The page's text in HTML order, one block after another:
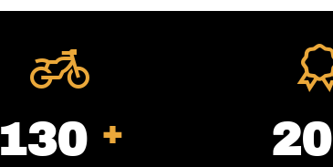
200 + 30